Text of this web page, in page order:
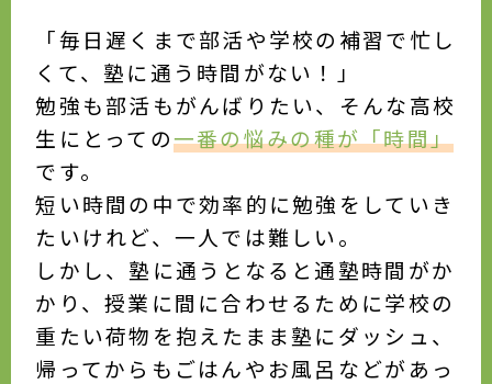
「毎日遅くまで部活や学校の補習で忙し
くて、塾に通う時間がない！」
勉強も部活もがんばりたい、そんな高校
生にとっての一番の悩みの種が「時間」
です。
短い時間の中で効率的に勉強をしていき
たいけれど、一人では難しい。
しかし、塾に通うとなると通塾時間がか
かり、授業に間に合わせるために学校の
重たい荷物を抱えたまま塾にダッシュ、
帰ってからもごはんやお風呂などがあっ